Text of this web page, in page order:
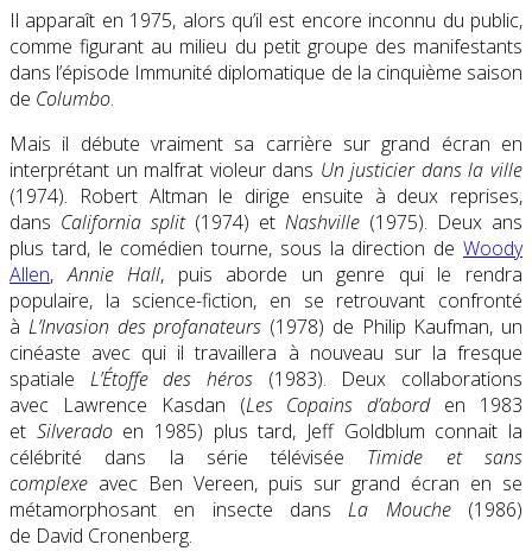
Il apparaît en 1975, alors qu’il est encore inconnu du public,
comme figurant au milieu du petit groupe des manifestants
dans l’épisode Immunité diplomatique de la cinquième saison
de Columbo.
Mais il débute vraiment sa carrière sur grand écran en
interprétant un malfrat violeur dans Un justicier dans la ville
(1974). Robert Altman le dirige ensuite à deux reprises,
dans California split(1974) et Nashville (1975). Deux ans
plus tard, le comédien tourne, sous la direction de Woody
Allen,Annie Hall, puis aborde un genre qui le rendra
populaire, la science-fiction, en se retrouvant confronté
à L’Invasion des profanateurs (1978) de Philip Kaufman, un
cinéaste avec qui il travaillera à nouveau sur la fresque
spatiale L’Étoffe des héros (1983). Deux collaborations
avec Lawrence Kasdan (Les Copains d’aborden 1983
et Silveradoen 1985) plus tard, Jeff Goldblum connait la
célébrité dans la série télévisée Timide et sans
complexe avec Ben Vereen, puis sur grand écran en se
métamorphosant en insecte dansLa Mouche(1986)
de David Cronenberg.